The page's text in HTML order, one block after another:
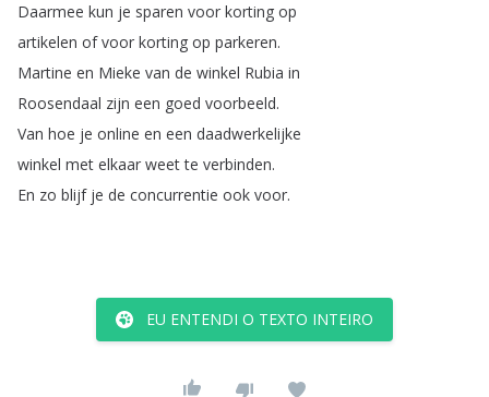
Daarmee kun je sparen voor korting op
artikelen of voor korting op parkeren.
Martine en Mieke van de winkel Rubia in
Roosendaal zijn een goed voorbeeld.
Van hoe je online en een daadwerkelijke
winkel met elkaar weet te verbinden.
En zo blijf je de concurrentie ook voor.
EU ENTENDI O TEXTO INTEIRO